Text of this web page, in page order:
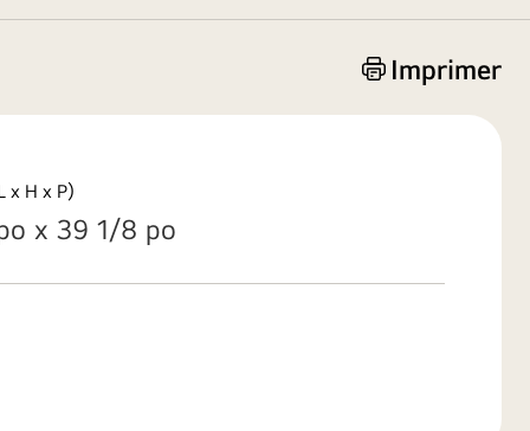
Imprimer
x H x P)
x 39 1/8 po